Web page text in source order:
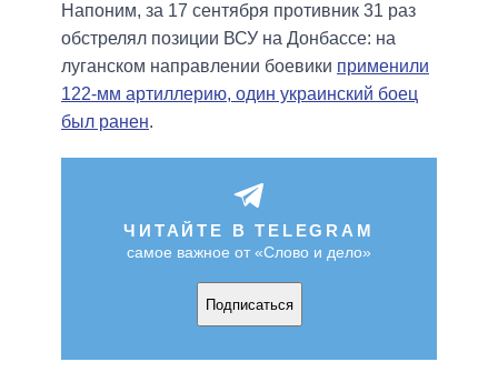
Напоним, за 17 сентября противник 31 раз
обстрелял позиции ВСУ на Донбассе: на
луганском направлении боевики применили
122-мм артиллерию, один украинский боец
был ранен.
ЧИТАЙТЕ В TELEGRAM
самое важное от «Слово и дело»
Подписаться